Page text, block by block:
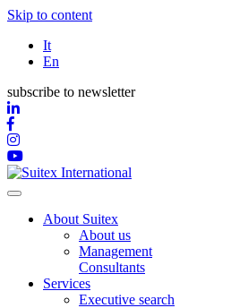
Skip to content
It
En
subscribe to newsletter
About Suitex
About us
Management
Consultants
Services
Executive search